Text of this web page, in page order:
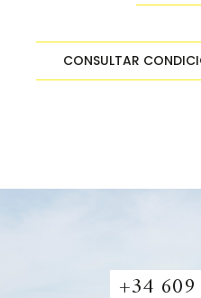
CONSULTAR
+34